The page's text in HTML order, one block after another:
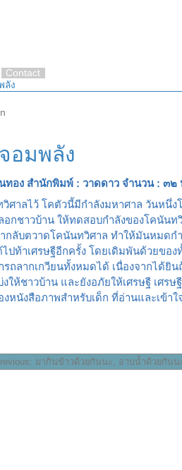
Contact
ลัง
อมพลัง
ทอง สำนักพิมพ์ : วาดดาว จำนวน : ๓๒
ศาลไว้ โคตัวนี้มีกำลังมหาศาล วันหนึ่
กชาวบ้าน ให้ทดสอบกำลังของโคนันท
ลับตวาดโคนันทวิศาล ทำให้มันหมดก
ท้าเศรษฐีอีกครั้ง โดยเดิมพันด้วยขอ
ถลากเกวียนทั้งหมดได้ เนื่องจากได้ยิ
ห้ชาวบ้าน และยังอภัยให้เศรษฐี เศร
หนังสือภาพสำหรับเด็ก ที่อ่านและเข้า
มากินข้าวด้วยกันนะ, อาบน้ำด้วยกันน